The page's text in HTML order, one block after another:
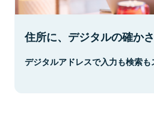
住所に、デジタルの確かさ
デジタルアドレスで入力も検索も